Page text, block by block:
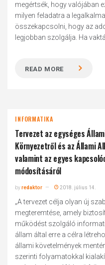
megértsék, hogy valójában
milyen feladatra a
összekapcsolni, hogy az
legjobban szolgálja. Ha
READ MORE
INFORMATIKA
Tervezet az egységes
Környezetről és az Állami
valamint az egyes
módosításáról
byredaktor 2018. július 14.
„A tervezet célja olyan új
megteremtése, amely
működést szolgáló
állam által erre a célra
állami követelmények
szerinti folyamatokkal